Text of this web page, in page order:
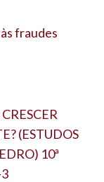
fraudes
(ESTUDOS
10ª